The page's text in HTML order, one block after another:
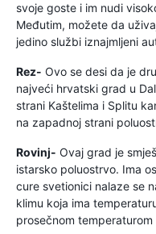
svoje goste i im nudi
Međutim, možete da
jedino službi iznajmljeni
Rez- Ovo se desi da je
najveći hrvatski grad u
strani Kaštelima i Splitu
na zapadnoj strani
Rovinj- Ovaj grad je
istarsko poluostrvo. Ima
cure svetionici nalaze se
klimu koja ima
prosečnom